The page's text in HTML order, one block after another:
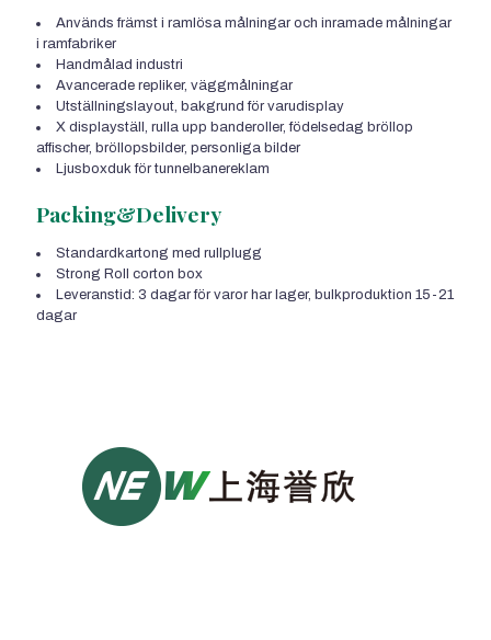
Används främst i ramlösa målningar och inramade målningar
i ramfabriker
Handmålad industri
Avancerade repliker, väggmålningar
Utställningslayout, bakgrund för varudisplay
X displayställ, rulla upp banderoller, födelsedag bröllop
affischer, bröllopsbilder, personliga bilder
Ljusboxduk för tunnelbanereklam
Packing&Delivery
Standardkartong med rullplugg
Strong Roll corton box
Leveranstid: 3 dagar för varor har lager, bulkproduktion 15-21
dagar